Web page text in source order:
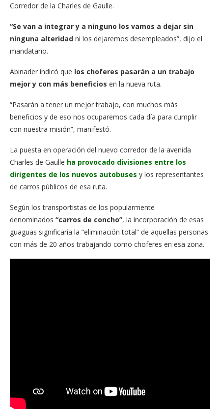
Corredor de la Charles de Gaulle.
“Se van a integrar y a ninguno los vamos a dejar sin
ninguna alteridad ni los dejaremos desempleados”, dijo el
mandatario.
Abinader indicó que los choferes pasarán a un trabajo
mejor y con más beneficios en la nueva ruta.
“Pasarán a tener un mejor trabajo, con muchos más
beneficios y de eso nos ocuparemos cada día para cumplir
con nuestra misión”, manifestó.
La puesta en operación del nuevo corredor de la avenida
Charles de Gaulle ha provocado divisiones entre los
dirigentes de los nuevos autobuses y los representantes
de carros públicos de esa ruta.
Según los transportistas de los popularmente
denominados “carros de concho”, la incorporación de esas
guaguas significaría la “eliminación total” de aquellas personas
con más de 20 años trabajando como choferes en esa zona.